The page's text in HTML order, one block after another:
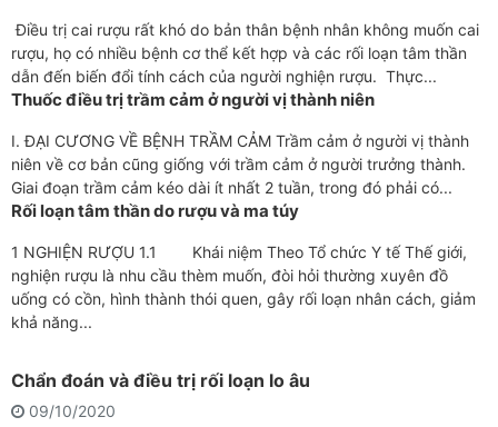
Điều trị cai rượu rất khó do bản thân bệnh nhân không muốn cai
rượu, họ có nhiều bệnh cơ thể kết hợp và các rối loạn tâm thần
dẫn đến biến đổi tính cách của người nghiện rượu. Thực...
Thuốc điều trị trầm cảm ở người vị thành niên
I. ĐẠI CƯƠNG VỀ BỆNH TRẦM CẢM Trầm cảm ở người vị thành
niên về cơ bản cũng giống với trầm cảm ở người trưởng thành.
Giai đoạn trầm cảm kéo dài ít nhất 2 tuần, trong đó phải có...
Rối loạn tâm thần do rượu và ma túy
1 NGHIỆN RƯỢU 1.1 Khái niệm Theo Tổ chức Y tế Thế giới,
nghiện rượu là nhu cầu thèm muốn, đòi hỏi thường xuyên đồ
uống có cồn, hình thành thói quen, gây rối loạn nhân cách, giảm
khả năng...
Chẩn đoán và điều trị rối loạn lo âu
09/10/2020